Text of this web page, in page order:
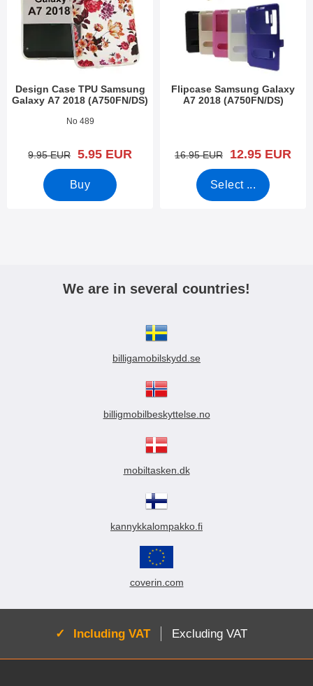
Design Case TPU Samsung
Galaxy A7 2018 (A750FN/DS)
Art.no 28960No 489
old price
9.95 EUR new price
5.95 EUR
Buy
Flipcase Samsung Galaxy
A7 2018 (A750FN/DS)
old price
16.95 EUR new price
12.95 EUR
Select ...
We are in several countries!
billigamobilskydd.se
billigmobilbeskyttelse.no
mobiltasken.dk
kannykkalompakko.fi
coverin.com
Active:
Including VAT Excluding VAT